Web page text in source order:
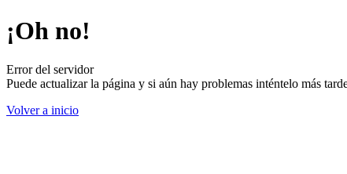
¡Oh no!
Error del servidor
Puede actualizar la página y si aún hay problemas inténtelo más
Volver a inicio